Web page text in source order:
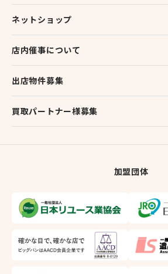
ネットショップ
店内催事について
出店物件募集
買取パートナー様募集
加盟団体